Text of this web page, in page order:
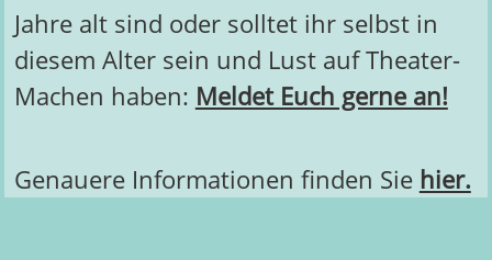
Jahre alt sind oder solltet ihr selbst in
diesem Alter sein und Lust auf Theater-
Machen haben: Meldet Euch gerne an!
Genauere Informationen finden Sie hier.